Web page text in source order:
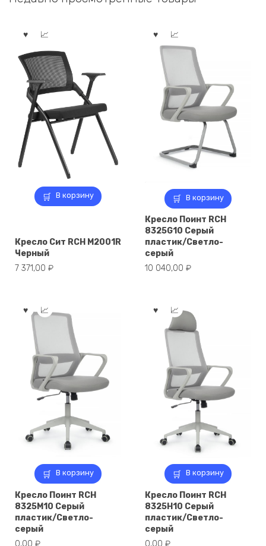
В корзину
Кресло Сит RCH M2001R
Черный
7 371,00 ₽
В корзину
Кресло Поинт RCH
8325G10 Серый
пластик/Светло-
серый
10 040,00 ₽
В корзину
Кресло Поинт RCH
8325M10 Серый
пластик/Светло-
серый
0,00 ₽
В корзину
Кресло Поинт RCH
8325H10 Серый
пластик/Светло-
серый
0,00 ₽